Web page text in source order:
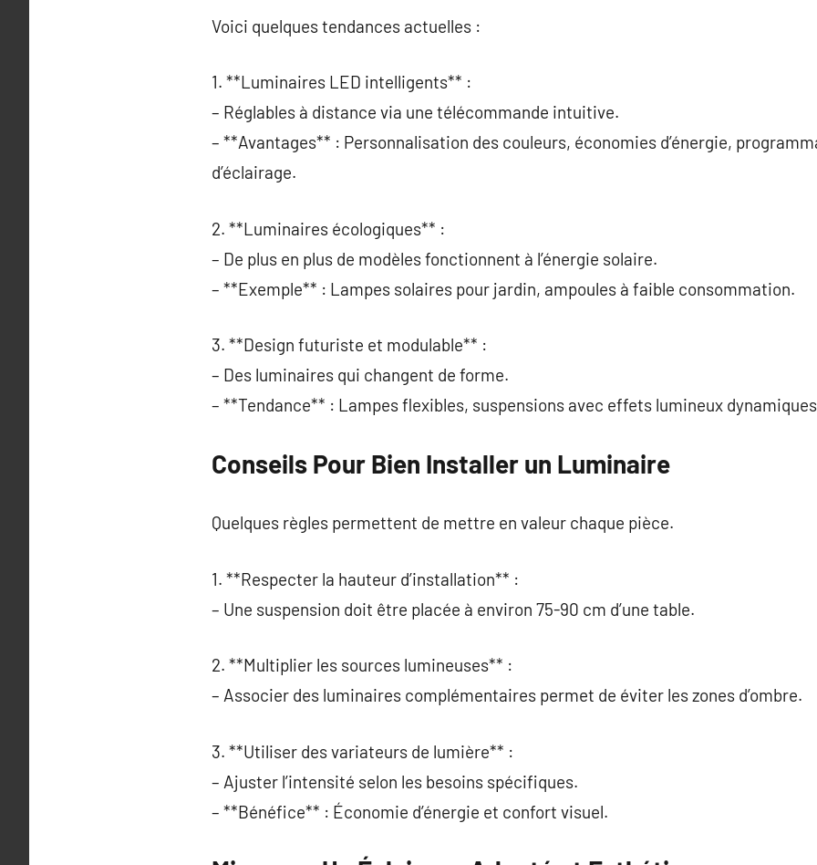
Voici quelques tendances actuelles :
1. **Luminaires LED intelligents** :
– Réglables à distance via une télécommande intuitive.
– **Avantages** : Personnalisation des couleurs, économies d’énergie,
d’éclairage.
2. **Luminaires écologiques** :
– De plus en plus de modèles fonctionnent à l’énergie solaire.
– **Exemple** : Lampes solaires pour jardin, ampoules à faible consommation.
3. **Design futuriste et modulable** :
– Des luminaires qui changent de forme.
– **Tendance** : Lampes flexibles, suspensions avec effets lumineux
Conseils Pour Bien Installer un Luminaire
Quelques règles permettent de mettre en valeur chaque pièce.
1. **Respecter la hauteur d’installation** :
– Une suspension doit être placée à environ 75-90 cm d’une table.
2. **Multiplier les sources lumineuses** :
– Associer des luminaires complémentaires permet de éviter les zones d’ombre.
3. **Utiliser des variateurs de lumière** :
– Ajuster l’intensité selon les besoins spécifiques.
– **Bénéfice** : Économie d’énergie et confort visuel.